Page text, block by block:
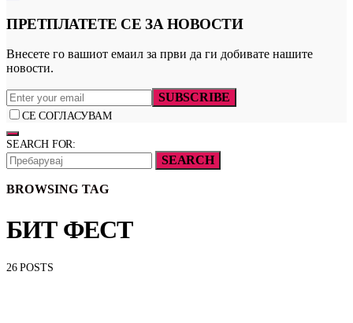
ПРЕТПЛАТЕТЕ СЕ ЗА НОВОСТИ
Внесете го вашиот емаил за први да ги добивате нашите
новости.
SUBSCRIBE
СЕ СОГЛАСУВАМ
SEARCH FOR:
SEARCH
BROWSING TAG
БИТ ФЕСТ
26 POSTS